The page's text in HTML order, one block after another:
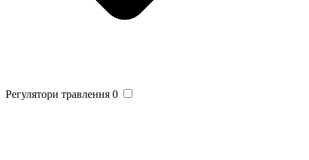
Регулятори травлення 0